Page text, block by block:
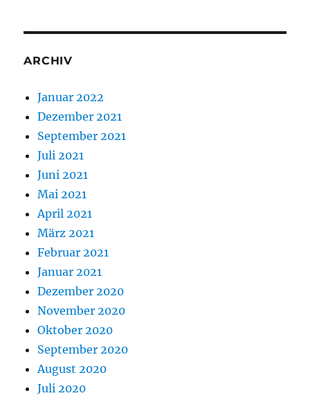
ARCHIV
Januar 2022
Dezember 2021
September 2021
Juli 2021
Juni 2021
Mai 2021
April 2021
März 2021
Februar 2021
Januar 2021
Dezember 2020
November 2020
Oktober 2020
September 2020
August 2020
Juli 2020